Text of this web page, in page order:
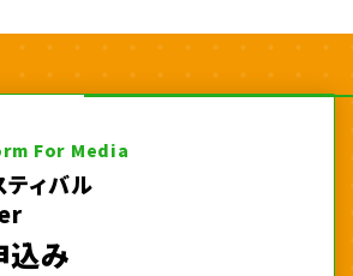
For Media
ティバル
込み